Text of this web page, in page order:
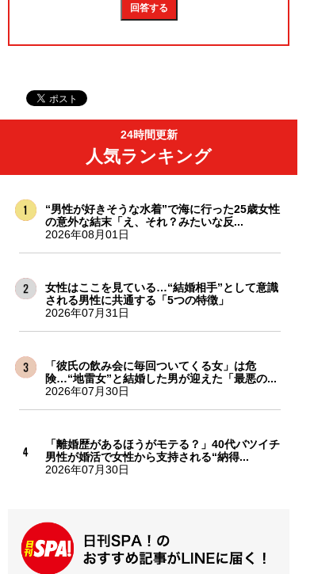
24時間更新
人気ランキング
“男性が好きそうな水着”で海に行った25歳女性
の意外な結末「え、それ？みたいな反...
2026年08月01日
女性はここを見ている…“結婚相手”として意識
される男性に共通する「5つの特徴」
2026年07月31日
「彼氏の飲み会に毎回ついてくる女」は危
険…“地雷女”と結婚した男が迎えた「最悪の...
2026年07月30日
「離婚歴があるほうがモテる？」40代バツイチ
男性が婚活で女性から支持される“納得...
2026年07月30日